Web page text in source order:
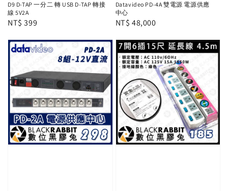
D9 D-TAP 一分二 轉 USB D-TAP 轉接
線 5V2A
Regular
NT$ 399
Datavideo PD-4A 雙電源 電源供應
中心
Regular
NT$ 48,000